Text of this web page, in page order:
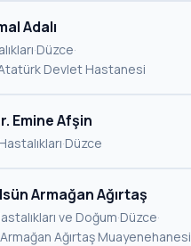
Adalı
·Düzce·
Devlet Hastanesi
Emine Afşin
·Düzce
Armağan Ağırtaş
ve Doğum·Düzce·
Ağırtaş Muayenehanesi